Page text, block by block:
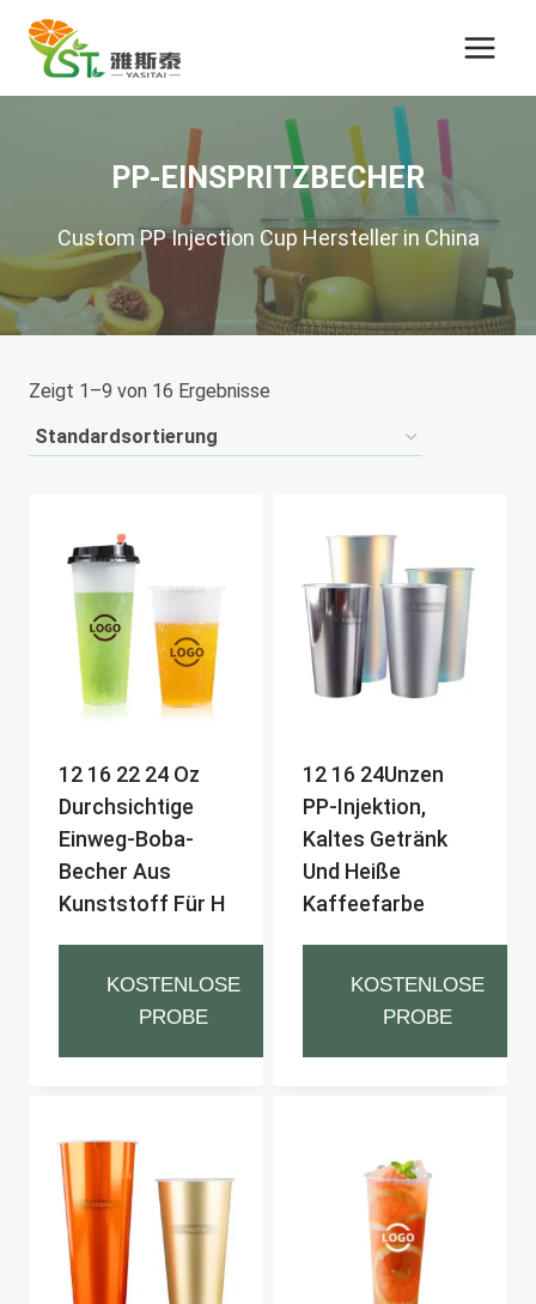
Zum
Inhalt
springen
PP-EINSPRITZBECHER
Custom PP Injection Cup Hersteller in China
Zeigt 1–9 von 16 Ergebnisse
12 16 22 24 Oz
Durchsichtige
Einweg-Boba-
Becher Aus
Kunststoff Für H
KOSTENLOSE
PROBE
12 16 24Unzen
PP-Injektion,
Kaltes Getränk
Und Heiße
Kaffeefarbe
KOSTENLOSE
PROBE